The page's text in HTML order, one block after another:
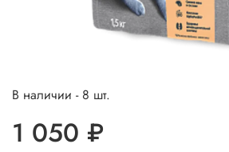
В наличии - 8 шт.
1 050 ₽